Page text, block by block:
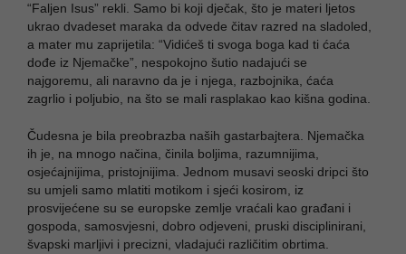
“Faljen Isus” rekli. Samo bi koji dječak, što je materi ljetos
ukrao dvadeset maraka da odvede čitav razred na sladoled,
a mater mu zaprijetila: “Vidićeš ti svoga boga kad ti ćaća
dođe iz Njemačke”, nespokojno šutio nadajući se
najgoremu, ali naravno da je i njega, razbojnika, ćaća
zagrlio i poljubio, na što se mali rasplakao kao kišna godina.
Čudesna je bila preobrazba naših gastarbajtera. Njemačka
ih je, na mnogo načina, činila boljima, razumnijima,
osjećajnijima, pristojnijima. Jednom musavi seoski dripci što
su umjeli samo mlatiti motikom i sjeći kosirom, iz
prosvijećene su se europske zemlje vraćali kao građani i
gospoda, samosvjesni, dobro odjeveni, pruski disciplinirani,
švapski marljivi i precizni, vladajući različitim obrtima.